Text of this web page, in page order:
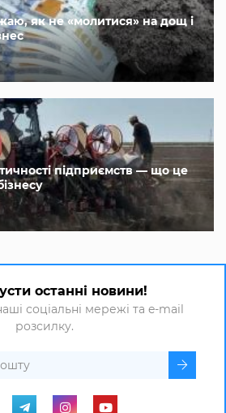
як не «молитися» на дощ і
підприємств — що це
останні новини!
соціальні мережі та e-mail
розсилку.